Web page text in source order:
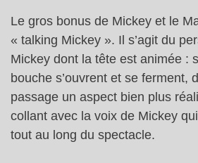
Le gros bonus de Mickey et le
« talking Mickey ». Il s’agit du
Mickey dont la tête est animée :
bouche s’ouvrent et se ferment,
passage un aspect bien plus
collant avec la voix de Mickey
tout au long du spectacle.